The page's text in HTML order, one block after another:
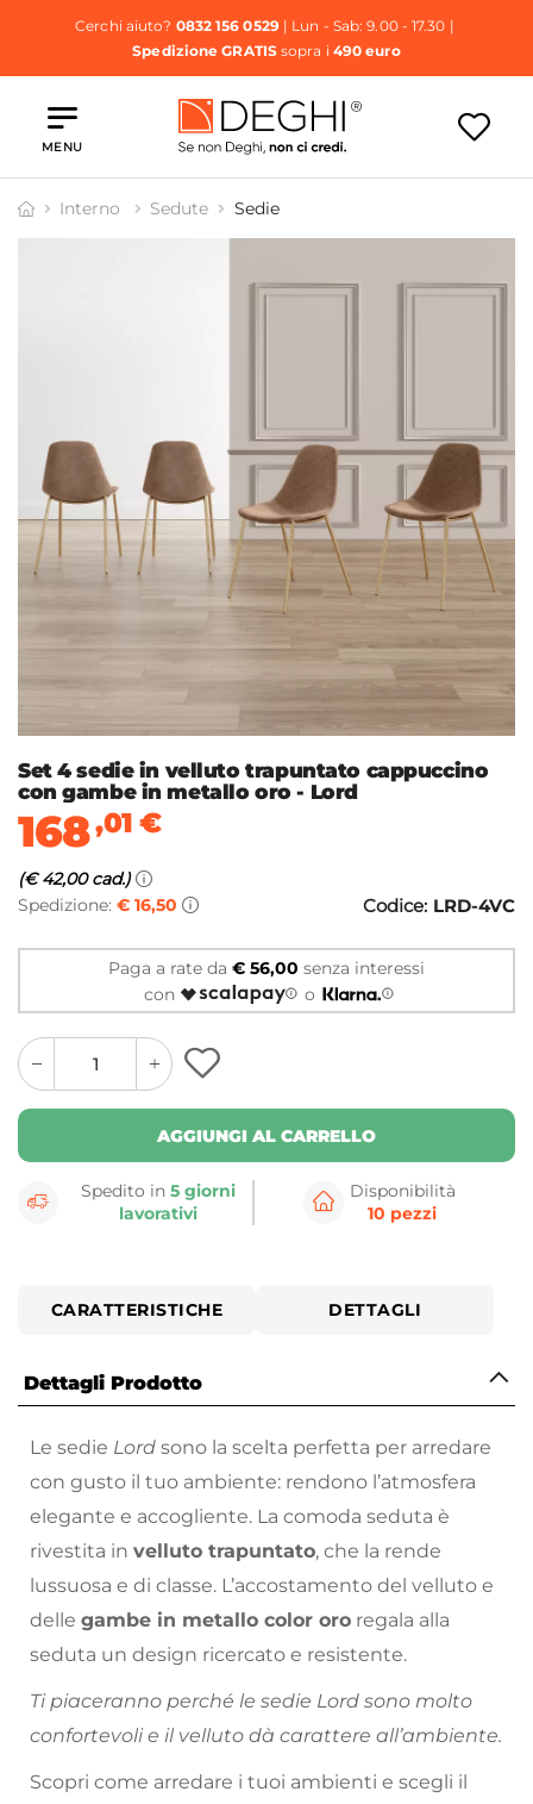
Cerchi aiuto? 0832 156 0529| Lun - Sab: 9.00 - 17.30 |
Spedizione GRATISsopra i 490 euro
MENU
Interno Sedute Sedie
Set 4 sedie in velluto trapuntato cappuccino
con gambe in metallo oro - Lord
168,01 €
(€ 42,00 cad.)
Spedizione: € 16,50 Codice: LRD-4VC
Paga a rate da € 56,00 senza interessi
con
o
quantity
button
quantity
minus
button
AGGIUNGI AL CARRELLO
Spedito in5 giorni
lavorativi
Disponibilità
10 pezzi
CARATTERISTICHE DETTAGLI
Dettagli Prodotto
Le sedie Lord sono la scelta perfetta per arredare
con gusto il tuo ambiente: rendono l’atmosfera
elegante e accogliente. La comoda seduta è
rivestita in velluto trapuntato, che la rende
lussuosa e di classe. L’accostamento del velluto e
delle gambe in metallo color oro regala alla
seduta un design ricercato e resistente.
Ti piaceranno perché le sedie Lord sono molto
confortevoli e il velluto dà carattere all’ambiente.
Scopri come arredare i tuoi ambienti e scegli il